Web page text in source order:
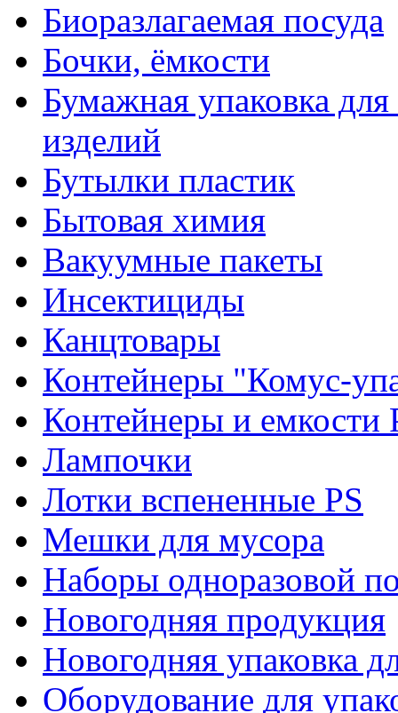
Биоразлагаемая посуда
Бочки, ёмкости
Бумажная упаковка
изделий
Бутылки пластик
Бытовая химия
Вакуумные пакеты
Инсектициды
Канцтовары
Контейнеры "Комус-
Контейнеры и емкости
Лампочки
Лотки вспененные PS
Мешки для мусора
Наборы одноразовой
Новогодняя продукция
Новогодняя упаковка
Оборудование для